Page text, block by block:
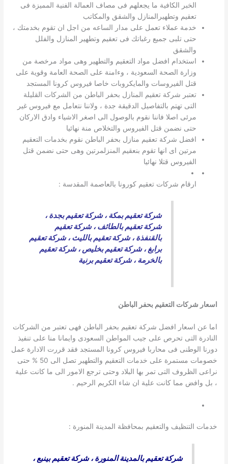
الخبر الكافية ما يجعلهم فى مصاف العمالة الفنية المميزة فى
تعقيم وتطهيرالمنازل والشقق والمكاتب
خدمة عملاء تعمل على مدار الساعه من اجل ان تقوم بخدمتك ،
حتى تلبى جميع رغباتك فى تعقيم وتطهير المنازل والفلل
والشقق
استخدام افضل مواد التعقيم والتطهير وهى مواد مرخصة من
وزارة الصحة السعودية ، وءامنة على الصحة العامة وقوية على
قتل الفيروسات والمايكروبات خاصا فيروس كرونا المستجد
تعتبر شركة تعقيم المنازل بحفر الباطن من الشركات القليلة
التى تهتم بالتفاصيل الدقيقة جدة ، ولاننا نتعامل مع فيروس غير
مرئى اصلا فاننا نقوم بالوصول الى اصغر الاشياء وادق الاركان
حتى نضمن قتل الفيروس والتخلاص منة نهائيا
افضل شركة تعقيم منازل بحفر الباطن نقوم بخدمات التعقيم
مرتين اى انها تقوم بنعقيم المنزلمرتين وهى حتى نضمن قتل
الفيروس قتلا نهائيا
ارقام شركات تعقيم كورونا بالعاصمة المقدسة :
شركة تعقيم بمكة،شركة تعقيم بجدة،
شركة تعقيم بالطائف،شركة تعقيم
بالقنفذة،شركة تعقيم بالليث،شركة تعقيم
برابغ،شركة تعقيم بخليص،شركة تعقيم
بالخرمة،شركة تعقيم برنية
اسعار شركات التعقيم بحفر الباطن
اما عن اسعار افضل شركة تعقيم بحفر الباطن فهى تعتبر من الشركات
النادرة التى تحرص على جيب المواطن السعودى وايمانا منا على تنفيذ
دورنا الوطنى فى محاربا فيروس كرونا المستجد فقد قررت الادارة عمل
خصومات مستمرة على خدمات التعقيم والتطهير تصل الى 50 % حتى
نراعى الظروف التى تمر بها البلاد وحتى ترجع الامور الى ما كانت علية
، بل وافض مما كانت علية ان شاء الكريم الرحيم .
خدمات التنظيف والتعقيم بمحافظة المدينة المنورة :
شركة تعقيم بالمدينة المنورة،شركة تعقيم بينبع،